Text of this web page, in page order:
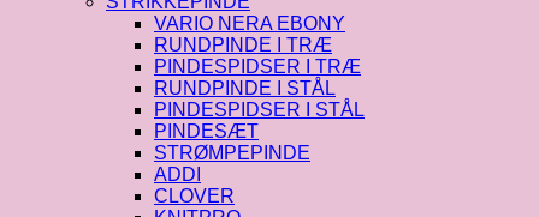
VARIO NERA EBONY
RUNDPINDE I TRÆ
PINDESPIDSER I TRÆ
RUNDPINDE I STÅL
PINDESPIDSER I STÅL
PINDESÆT
STRØMPEPINDE
ADDI
CLOVER